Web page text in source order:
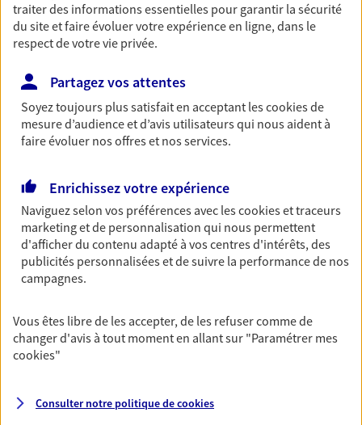
Épargne
immobilier, études des enfants ou voyage autour
du monde… Épargnez à votre rythme et
simplement, selon votre profil.
Préparez sereinement ce nouveau chapitre de
votre vie avec les conseils d'un expert. Découvrez
notre solution PER (Plan Epargne Retraite)
spécialement conçue pour la retraite.
Couvrez vos dépenses de santé ainsi que celles de
votre famille avec la complémentaire santé qui
vous ressemble.
Prévoyance
traiter des informations essentielles pour garantir la sécurité
du site et faire évoluer votre expérience en ligne, dans le
respect de votre vie privée.
Partagez vos attentes
Soyez toujours plus satisfait en acceptant lescookiesde
mesure d’audience et d’avis utilisateurs qui nous aident à
faire évoluer nos offres et nos services.
Enrichissez votre expérience
Naviguez selon vos préférences avec lescookies et traceurs
marketing et de personnalisation qui nous permettent
d'afficher du contenu adapté à vos centres d'intérêts, des
publicités personnalisées et de suivre la performance de nos
campagnes.
Vous êtes libre de les accepter, de les refuser comme de
changer d'avis à tout moment en allant sur "Paramétrer mes
cookies"
Consulter notre politique decookies